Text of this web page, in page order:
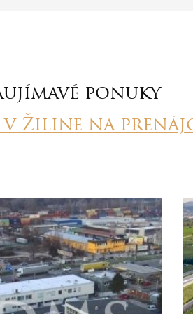
ponuky
Žiline na